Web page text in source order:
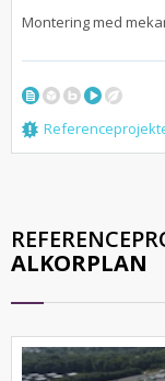
Montering med
ALKORPLAN